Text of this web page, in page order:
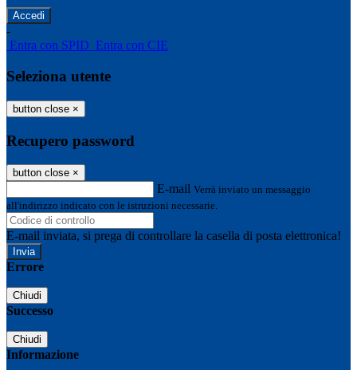
-
Entra con SPID Entra con CIE
Seleziona utente
button close ×
Recupero password
button close ×
E-mail Verrà inviato un messaggio
all'indirizzo indicato con le istruzioni necessarie.
E-mail inviata, si prega di controllare la casella di posta elettronica!
Errore
Chiudi
Successo
Chiudi
Informazione